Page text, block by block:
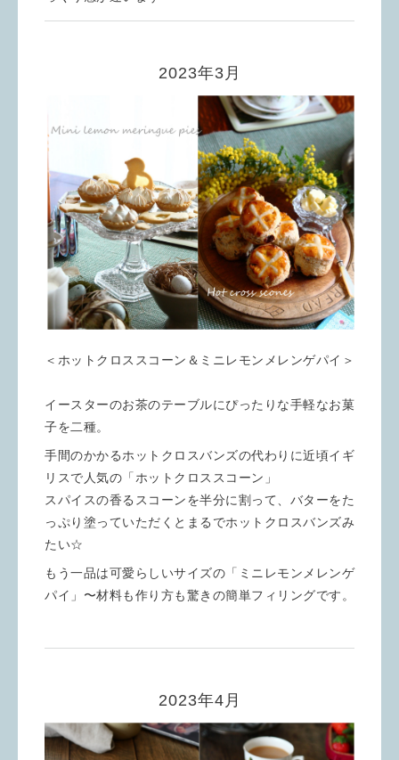
2023年3月
＜ホットクロススコーン＆ミニレモンメレンゲパイ＞
イースターのお茶のテーブルにぴったりな手軽なお菓
子を二種。
手間のかかるホットクロスバンズの代わりに近頃イギ
リスで人気の「ホットクロススコーン」
スパイスの香るスコーンを半分に割って、バターをた
っぷり塗っていただくとまるでホットクロスバンズみ
たい☆
もう一品は可愛らしいサイズの「ミニレモンメレンゲ
パイ」〜材料も作り方も驚きの簡単フィリングです。
2023年4月